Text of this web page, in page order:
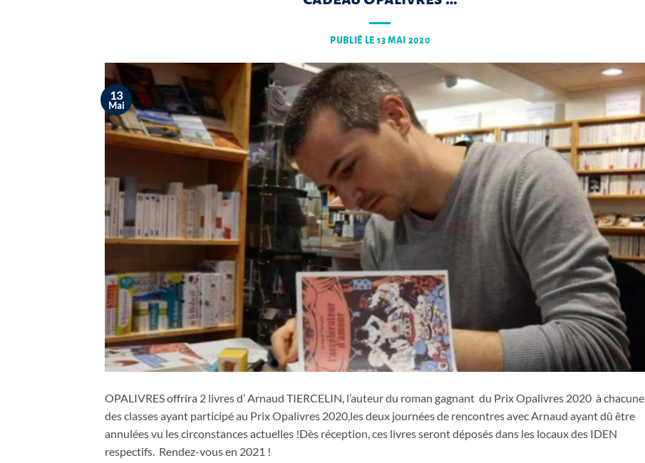
PUBLIÉ LE 13 MAI 2020
13
Mai
OPALIVRES offrira 2 livres d’ Arnaud TIERCELIN, l’auteur du roman gagnant du Prix Opalivres 2020 à chacune
des classes ayant participé au Prix Opalivres 2020,les deux journées de rencontres avec Arnaud ayant dû être
annulées vu les circonstances actuelles !Dès réception, ces livres seront déposés dans les locaux des IDEN
respectifs. Rendez-vous en 2021 !